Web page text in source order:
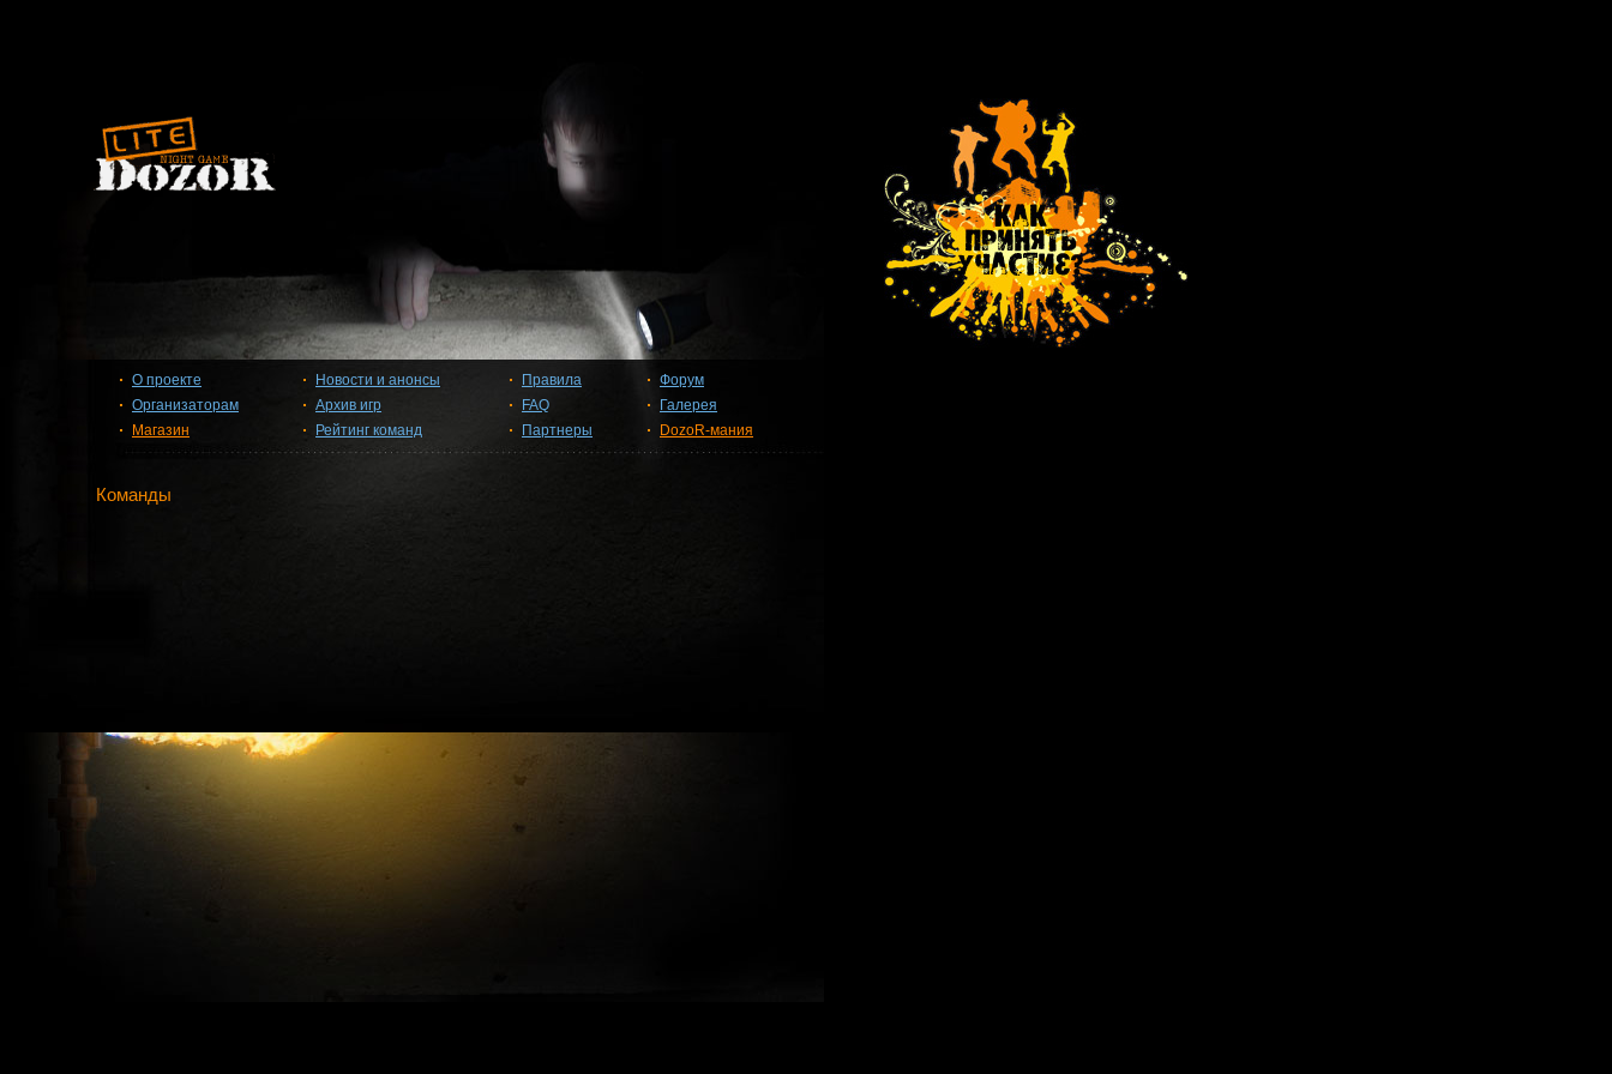
О проекте
Организаторам
Магазин
Новости и анонсы
Архив игр
Рейтинг команд
Правила
FAQ
Партнеры
Форум
Галерея
DozoR-мания
Команды